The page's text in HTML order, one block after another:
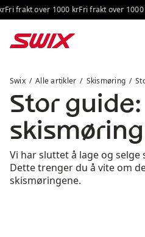
Hopp til innhold
frakt over 1000 krFri frakt over 1000 kr
Swix Alle artikler Skismøring
Stor
skismøring
Vi har sluttet å lage og
Dette trenger du å vite om
skismøringene.